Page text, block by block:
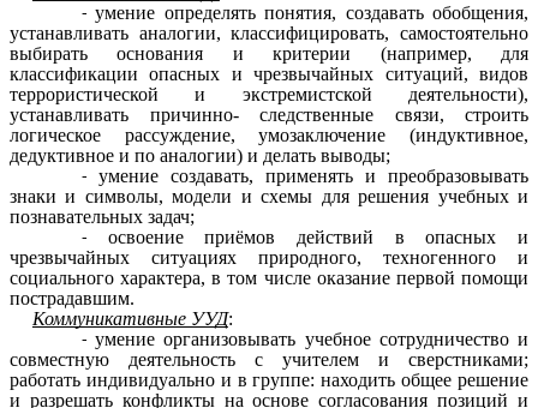
умение определять понятия, создавать обобщения,
устанавливать аналогии, классифицировать, самостоятельно
выбирать основания и критерии (например, для
классификации опасных и чрезвычайных ситуаций, видов
террористической и экстремистской деятельности),
устанавливать причинно- следственные связи, строить
логическое рассуждение, умозаключение (индуктивное,
дедуктивное и по аналогии) и делать выводы;
умение создавать, применять и преобразовывать
знаки и символы, модели и схемы для решения учебных и
познавательных задач;
освоение приёмов действий в опасных и
чрезвычайных ситуациях природного, техногенного и
социального характера, в том числе оказание первой помощи
пострадавшим.
Коммуникативные УУД:
умение организовывать учебное сотрудничество и
совместную деятельность с учителем и сверстниками;
работать индивидуально и в группе: находить общее решение
и разрешать конфликты на основе согласования позиций и